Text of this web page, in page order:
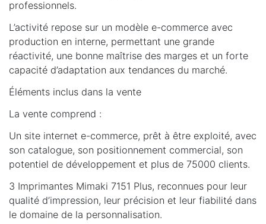
professionnels.
L’activité repose sur un modèle e-commerce avec
production en interne, permettant une grande
réactivité, une bonne maîtrise des marges et un forte
capacité d’adaptation aux tendances du marché.
Éléments inclus dans la vente
La vente comprend :
Un site internet e-commerce, prêt à être exploité, avec
son catalogue, son positionnement commercial, son
potentiel de développement et plus de 75000 clients.
3 Imprimantes Mimaki 7151 Plus, reconnues pour leur
qualité d’impression, leur précision et leur fiabilité dans
le domaine de la personnalisation.